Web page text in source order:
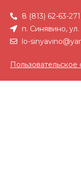
8 (813) 62-63-271
п. Синявино,
lo-